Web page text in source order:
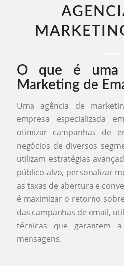
O que é uma
Marketing de
Uma agência de
empresa especializada
otimizar campanhas de
negócios de diversos
utilizam estratégias
público-alvo, personalizar
as taxas de abertura e
é maximizar o retorno
das campanhas de email,
técnicas que garantem
mensagens.